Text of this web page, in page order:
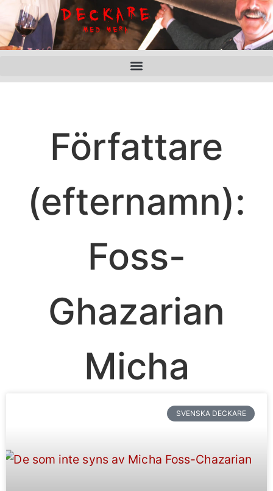
Författare
(efternamn):
Foss-
Ghazarian
Micha
SVENSKA DECKARE